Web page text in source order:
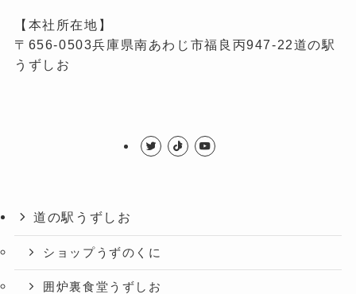
【本社所在地】
〒656-0503兵庫県南あわじ市福良丙947-22道の駅
うずしお
道の駅うずしお
ショップうずのくに
囲炉裏食堂うずしお